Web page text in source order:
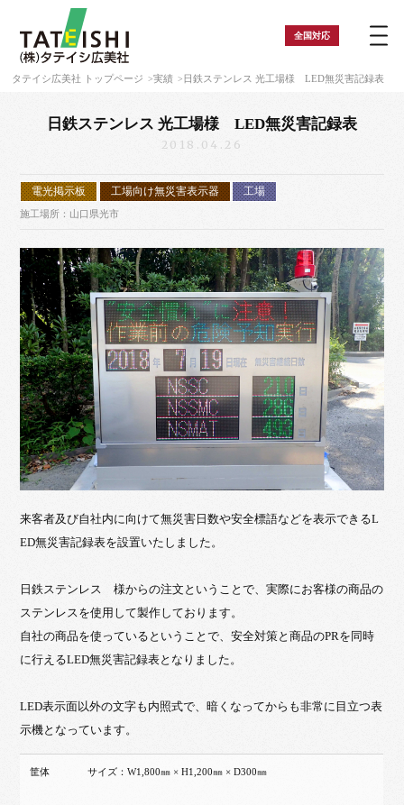
全国対応
タテイシ広美社 トップページ 実績 日鉄ステンレス 光工場様 LED無災害記録表
日鉄ステンレス 光工場様 LED無災害記録表
2018.04.26
電光掲示板 工場向け無災害表示器 工場
施工場所：山口県光市
来客者及び自社内に向けて無災害日数や安全標語などを表示できるL
ED無災害記録表を設置いたしました。
日鉄ステンレス 様からの注文ということで、実際にお客様の商品の
ステンレスを使用して製作しております。
自社の商品を使っているということで、安全対策と商品のPRを同時
に行えるLED無災害記録表となりました。
LED表示面以外の文字も内照式で、暗くなってからも非常に目立つ表
示機となっています。
筐体 サイズ：W1,800㎜ × H1,200㎜ × D300㎜